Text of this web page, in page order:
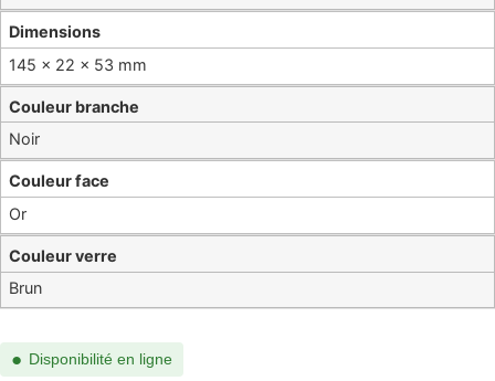
Dimensions
145 × 22 × 53 mm
Couleur branche
Noir
Couleur face
Or
Couleur verre
Brun
● Disponibilité en ligne